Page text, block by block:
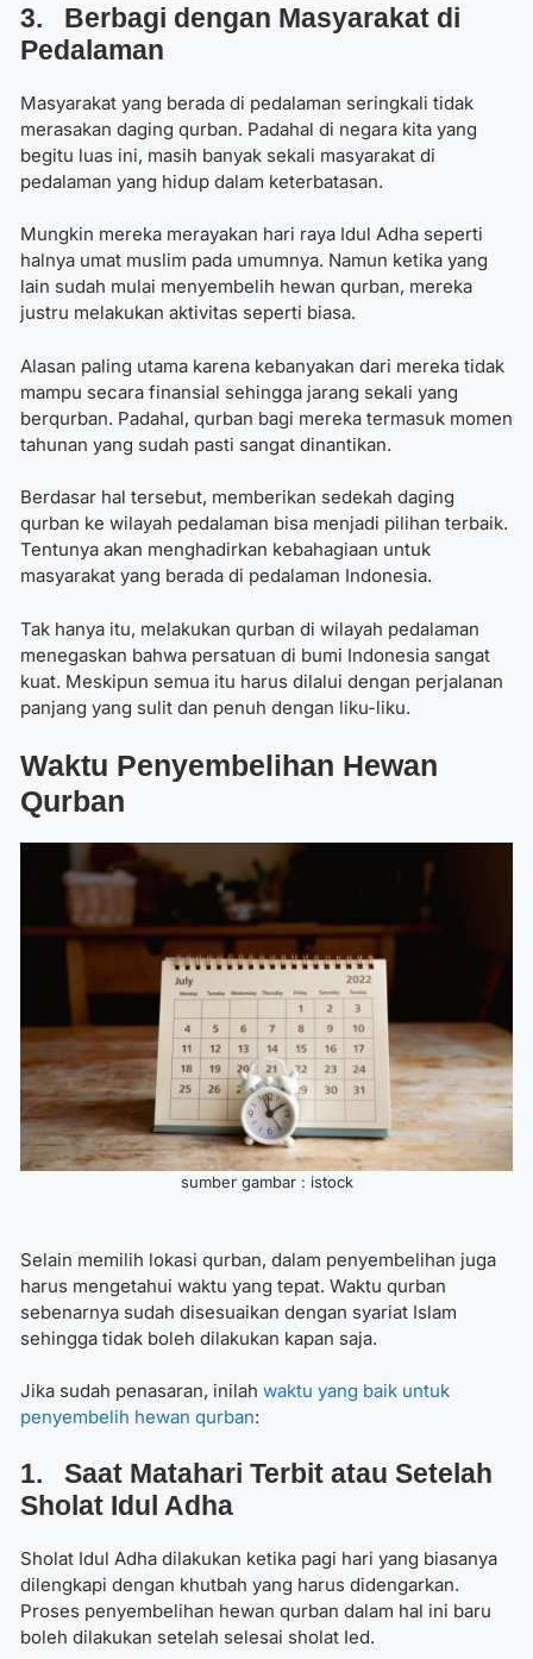
3. Berbagi dengan Masyarakat di
Pedalaman
Masyarakat yang berada di pedalaman seringkali tidak
merasakan daging qurban. Padahal di negara kita yang
begitu luas ini, masih banyak sekali masyarakat di
pedalaman yang hidup dalam keterbatasan.
Mungkin mereka merayakan hari raya Idul Adha seperti
halnya umat muslim pada umumnya. Namun ketika yang
lain sudah mulai menyembelih hewan qurban, mereka
justru melakukan aktivitas seperti biasa.
Alasan paling utama karena kebanyakan dari mereka tidak
mampu secara finansial sehingga jarang sekali yang
berqurban. Padahal, qurban bagi mereka termasuk momen
tahunan yang sudah pasti sangat dinantikan.
Berdasar hal tersebut, memberikan sedekah daging
qurban ke wilayah pedalaman bisa menjadi pilihan terbaik.
Tentunya akan menghadirkan kebahagiaan untuk
masyarakat yang berada di pedalaman Indonesia.
Tak hanya itu, melakukan qurban di wilayah pedalaman
menegaskan bahwa persatuan di bumi Indonesia sangat
kuat. Meskipun semua itu harus dilalui dengan perjalanan
panjang yang sulit dan penuh dengan liku-liku.
Waktu Penyembelihan Hewan
Qurban
sumber gambar : istock
Selain memilih lokasi qurban, dalam penyembelihan juga
harus mengetahui waktu yang tepat. Waktu qurban
sebenarnya sudah disesuaikan dengan syariat Islam
sehingga tidak boleh dilakukan kapan saja.
Jika sudah penasaran, inilah waktu yang baik untuk
penyembelih hewan qurban:
1. Saat Matahari Terbit atau Setelah
Sholat Idul Adha
Sholat Idul Adha dilakukan ketika pagi hari yang biasanya
dilengkapi dengan khutbah yang harus didengarkan.
Proses penyembelihan hewan qurban dalam hal ini baru
boleh dilakukan setelah selesai sholat Ied.